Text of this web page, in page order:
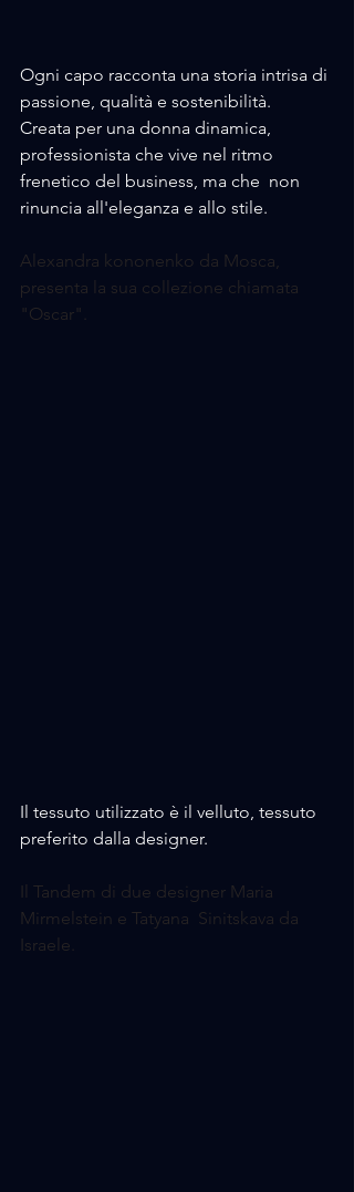
Ogni capo racconta una storia intrisa di
passione, qualità e sostenibilità.
Creata per una donna dinamica,
professionista che vive nel ritmo
frenetico del business, ma che  non
rinuncia all'eleganza e allo stile.
Alexandra kononenko da Mosca,
presenta la sua collezione chiamata
"Oscar".
Il tessuto utilizzato è il velluto, tessuto
preferito dalla designer.
Il Tandem di due designer Maria
Mirmelstein e Tatyana  Sinitskava da
Israele.